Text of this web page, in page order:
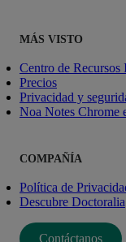
MÁS VISTO
Centro de Recursos
Precios
Privacidad y
Noa Notes Chrome
COMPAÑÍA
Política de
Descubre Doctoralia
Contáctanos